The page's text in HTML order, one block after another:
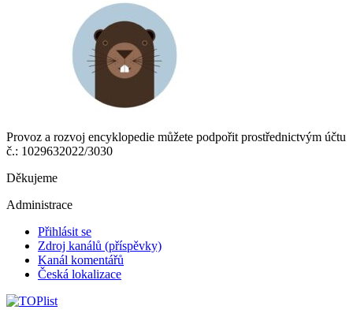
Provoz a rozvoj encyklopedie můžete podpořit prostřednictvým účtu
č.: 1029632022/3030
Děkujeme
Administrace
Přihlásit se
Zdroj kanálů (příspěvky)
Kanál komentářů
Česká lokalizace